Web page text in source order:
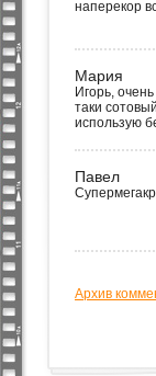
наперекор
Мария
Игорь,
таки
использую
Павел
Архив